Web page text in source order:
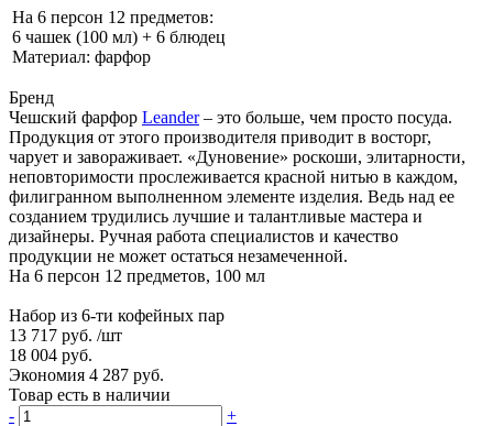
На 6 персон 12 предметов:
6 чашек (100 мл) + 6 блюдец
Материал: фарфор
Бренд
Чешский фарфор Leander– это больше, чем просто посуда.
Продукция от этого производителя приводит в восторг,
чарует и завораживает. «Дуновение» роскоши, элитарности,
неповторимости прослеживается красной нитью в каждом,
филигранном выполненном элементе изделия. Ведь над ее
созданием трудились лучшие и талантливые мастера и
дизайнеры. Ручная работа специалистов и качество
продукции не может остаться незамеченной.
На 6 персон 12 предметов, 100 мл
Набор из 6-ти кофейных пар
13 717 руб. /шт
18 004 руб.
Экономия 4 287 руб.
Товар есть в наличии
-
+